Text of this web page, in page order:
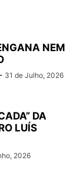
NEM
- 31 de Julho, 2026
DA
LUÍS
2026